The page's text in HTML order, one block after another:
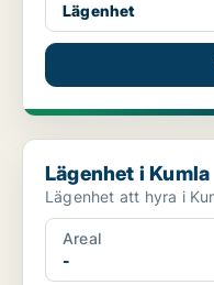
Lägenhet
Lägenhet i Kumla
Lägenhet i Kumla
Lägenhet att hyra i
Areal
-